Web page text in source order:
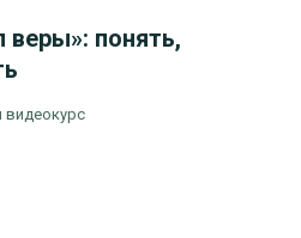
понять,